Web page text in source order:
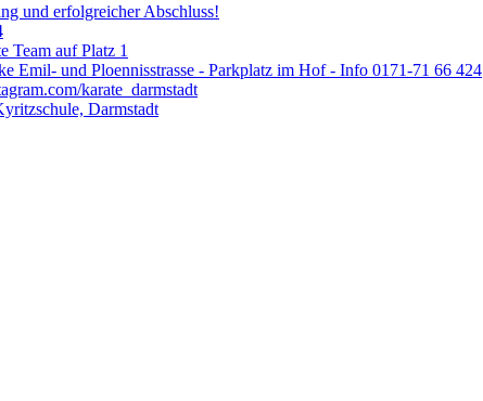
und erfolgreicher Abschluss!
auf Platz 1
Emil- und Ploennisstrasse - Parkplatz im Hof - Info 0171-71 66 424
karate_darmstadt
Darmstadt